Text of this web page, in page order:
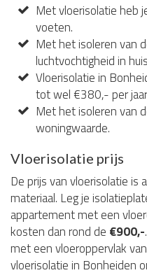
Met vloerisolatie heb
voeten.
Met het isoleren van
luchtvochtigheid in
Vloerisolatie in
tot wel €380,- per
Met het isoleren van
woningwaarde.
Vloerisolatie prijs
De prijs van vloerisolatie is
materiaal. Leg je
appartement met een
kosten dan rond de €900,-
met een vloeroppervlak
vloerisolatie in Bonheiden